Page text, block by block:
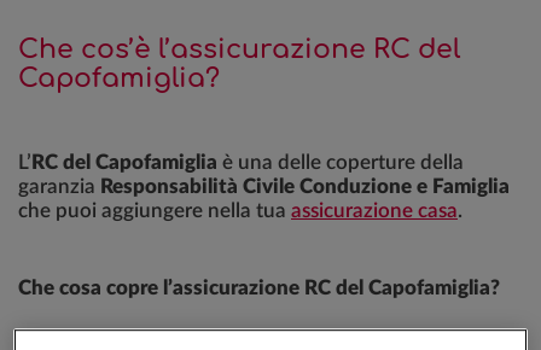
Che cos’è l’assicurazione RC del
Capofamiglia?
L’ RC del Capofamiglia è una delle coperture della
garanzia Responsabilità Civile Conduzione e Famiglia
che puoi aggiungere nella tua assicurazione casa.
Che cosa copre l’assicurazione RC del Capofamiglia?